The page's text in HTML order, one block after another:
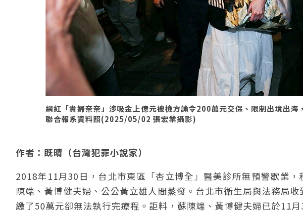
網紅「貴婦奈奈」涉吸金上億元被檢方諭令200萬元交保、限制出境出海
聯合報系資料照(2025/05/02 張宏業攝影)
作者：既晴（台灣犯罪小說家）
2018年11月30日，台北市東區「杏立博全」醫美診所無預警歇業
陳端、黃博健夫婦、公公黃立雄人間蒸發。台北市衛生局與法務局
繳了50萬元卻無法執行完療程。詎料，蘇陳端、黃博健夫婦已於11